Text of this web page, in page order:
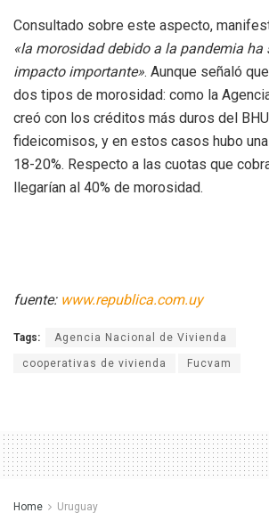
Consultado sobre este aspecto,
«la morosidad debido a la pandemia ha
impacto importante». Aunque señaló
dos tipos de morosidad: como la
creó con los créditos más duros del
fideicomisos, y en estos casos hubo
18-20%. Respecto a las cuotas que
llegarían al 40% de morosidad.
fuente: www.republica.com.uy
Tags: Agencia Nacional de Vivienda
cooperativas de vivienda Fucvam
Home Uruguay